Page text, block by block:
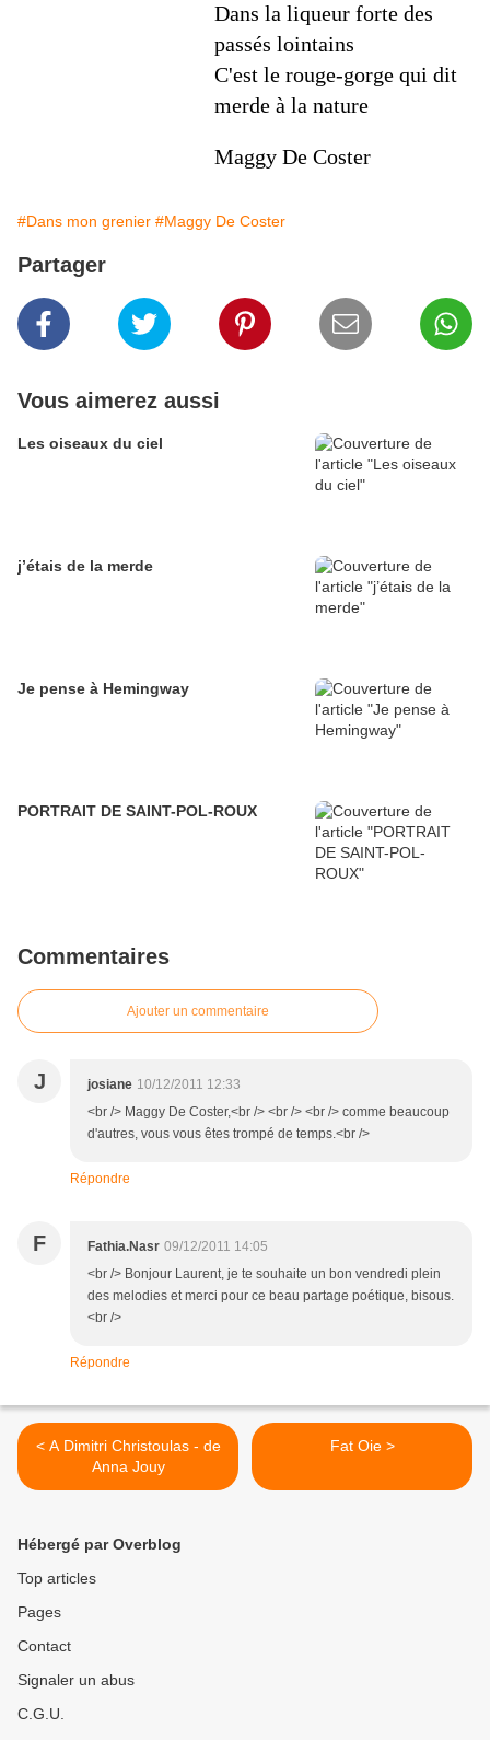
Dans la liqueur forte des
passés lointains
C'est le rouge-gorge qui dit
merde à la nature
Maggy De Coster
#Dans mon grenier #Maggy De Coster
Partager
Vous aimerez aussi
Les oiseaux du ciel
j’étais de la merde
Je pense à Hemingway
PORTRAIT DE SAINT-POL-ROUX
Commentaires
Ajouter un commentaire
J josiane 10/12/2011 12:33
<br /> Maggy De Coster,<br /> <br /> <br /> comme beaucoup
d'autres, vous vous êtes trompé de temps.<br />
Répondre
F Fathia.Nasr 09/12/2011 14:05
<br /> Bonjour Laurent, je te souhaite un bon vendredi plein
des melodies et merci pour ce beau partage poétique, bisous.
<br />
Répondre
< A Dimitri Christoulas - de
Anna Jouy
Fat Oie >
Hébergé par Overblog
Top articles
Pages
Contact
Signaler un abus
C.G.U.